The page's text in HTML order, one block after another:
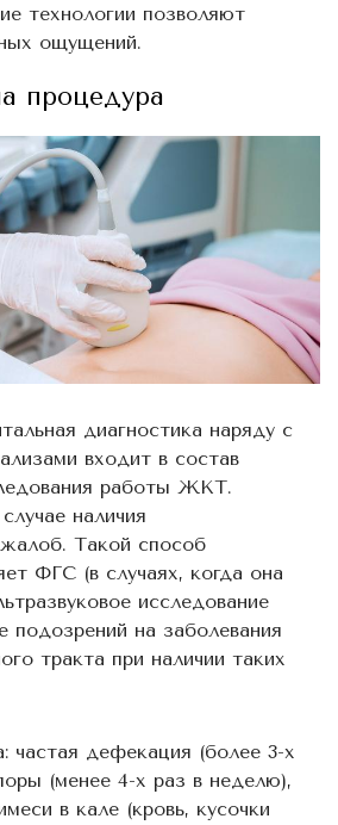
технологии позволяют
ощущений.
процедура
диагностика наряду с
входит в состав
работы ЖКТ.
наличия
Такой способ
ФГС (в случаях, когда она
исследование
подозрений на заболевания
тракта при наличии таких
частая дефекация (более 3-х
(менее 4-х раз в неделю),
в кале (кровь, кусочки